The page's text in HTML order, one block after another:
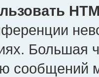
Большая
сообщений